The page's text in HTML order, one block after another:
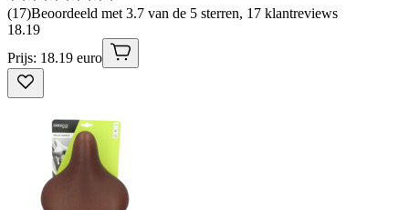
(17)Beoordeeld met 3.7 van de 5 sterren, 17 klantreviews
18.19
Prijs: 18.19 euro